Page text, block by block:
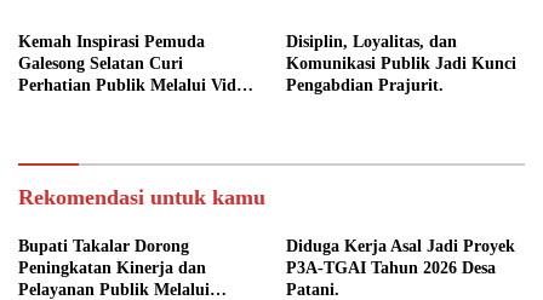
Kemah Inspirasi Pemuda
Galesong Selatan Curi
Perhatian Publik Melalui Video
Disiplin, Loyalitas, dan
Komunikasi Publik Jadi Kunci
Pengabdian Prajurit.
Rekomendasi untuk kamu
Bupati Takalar Dorong
Peningkatan Kinerja dan
Pelayanan Publik Melalui
Diduga Kerja Asal Jadi Proyek
P3A-TGAI Tahun 2026 Desa
Patani.